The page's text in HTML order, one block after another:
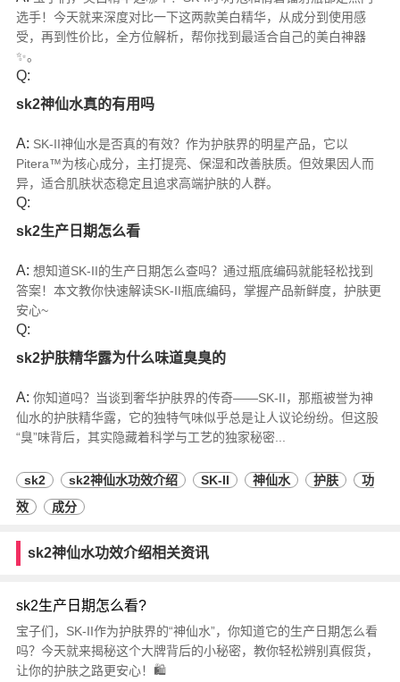
选手！今天就来深度对比一下这两款美白精华，从成分到使用感
受，再到性价比，全方位解析，帮你找到最适合自己的美白神器
✨。
Q:
sk2神仙水真的有用吗
A: SK-II神仙水是否真的有效？作为护肤界的明星产品，它以
Pitera™为核心成分，主打提亮、保湿和改善肤质。但效果因人而
异，适合肌肤状态稳定且追求高端护肤的人群。
Q:
sk2生产日期怎么看
A: 想知道SK-II的生产日期怎么查吗？通过瓶底编码就能轻松找到
答案！本文教你快速解读SK-II瓶底编码，掌握产品新鲜度，护肤更
安心~
Q:
sk2护肤精华露为什么味道臭臭的
A: 你知道吗？当谈到奢华护肤界的传奇——SK-II，那瓶被誉为神
仙水的护肤精华露，它的独特气味似乎总是让人议论纷纷。但这股
“臭”味背后，其实隐藏着科学与工艺的独家秘密...
sk2 sk2神仙水功效介绍 SK-II 神仙水 护肤
功
效
成分
sk2神仙水功效介绍相关资讯
sk2生产日期怎么看?
宝子们，SK-II作为护肤界的“神仙水”，你知道它的生产日期怎么看
吗？今天就来揭秘这个大牌背后的小秘密，教你轻松辨别真假货，
让你的护肤之路更安心！🛍️